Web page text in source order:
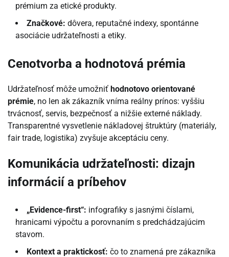
prémium za etické produkty.
Značkové: dôvera, reputačné indexy, spontánne
asociácie udržateľnosti a etiky.
Cenotvorba a hodnotová prémia
Udržateľnosť môže umožniť hodnotovo orientované
prémie, no len ak zákazník vníma reálny prínos: vyššiu
trvácnosť, servis, bezpečnosť a nižšie externé náklady.
Transparentné vysvetlenie nákladovej štruktúry (materiály,
fair trade, logistika) zvyšuje akceptáciu ceny.
Komunikácia udržateľnosti: dizajn
informácií a príbehov
„Evidence-first“: infografiky s jasnými číslami,
hranicami výpočtu a porovnaním s predchádzajúcim
stavom.
Kontext a praktickosť: čo to znamená pre zákazníka